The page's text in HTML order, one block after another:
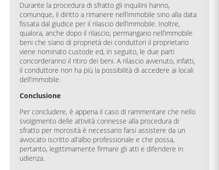
Durante la procedura di sfratto gli inquilini hanno,
comunque, il diritto a rimanere nell’immobile sino alla data
fissata dal giudice per il rilascio dell’immobile. Inoltre,
qualora, anche dopo il rilascio, permangano nell’immobile
beni che siano di proprietà dei conduttori il proprietario
viene nominato custode ed, in seguito, le due parti
concorderanno il ritiro dei beni. A rilascio avvenuto, infatti,
il conduttore non ha più la possibilità di accedere ai locali
dell’immobile.
Conclusione
Per concludere, è appena il caso di rammentare che nello
svolgimento delle attività connesse alla procedura di
sfratto per morosità è necessario farsi assistere da un
avvocato iscritto all’albo professionale e che possa,
pertanto, legittimamente firmare gli atti e difendere in
udienza.